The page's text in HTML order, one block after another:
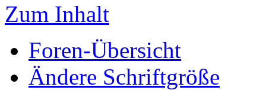
Zum Inhalt
Foren-Übersicht
Ändere Schriftgröße